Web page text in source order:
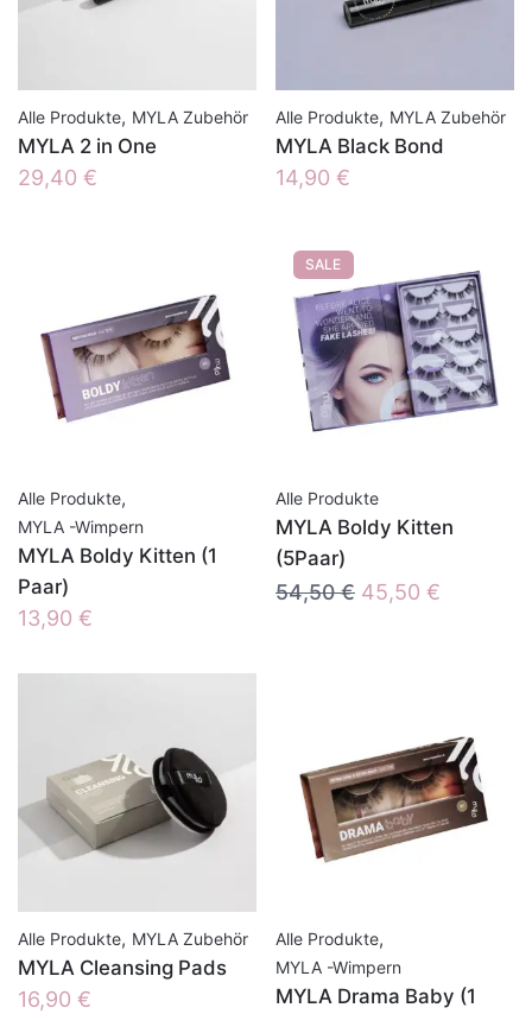
Alle Produkte, MYLA Zubehör
MYLA 2 in One
29,40 €
Alle Produkte, MYLA Zubehör
MYLA Black Bond
14,90 €
Alle Produkte,
MYLA -Wimpern
MYLA Boldy Kitten (1
Paar)
13,90 €
SALE
Alle Produkte
MYLA Boldy Kitten
(5Paar)
54,50€ Ursprünglicher
45,50 €
Alle Produkte, MYLA Zubehör
MYLA Cleansing Pads
16,90 €
Alle Produkte,
MYLA -Wimpern
MYLA Drama Baby (1